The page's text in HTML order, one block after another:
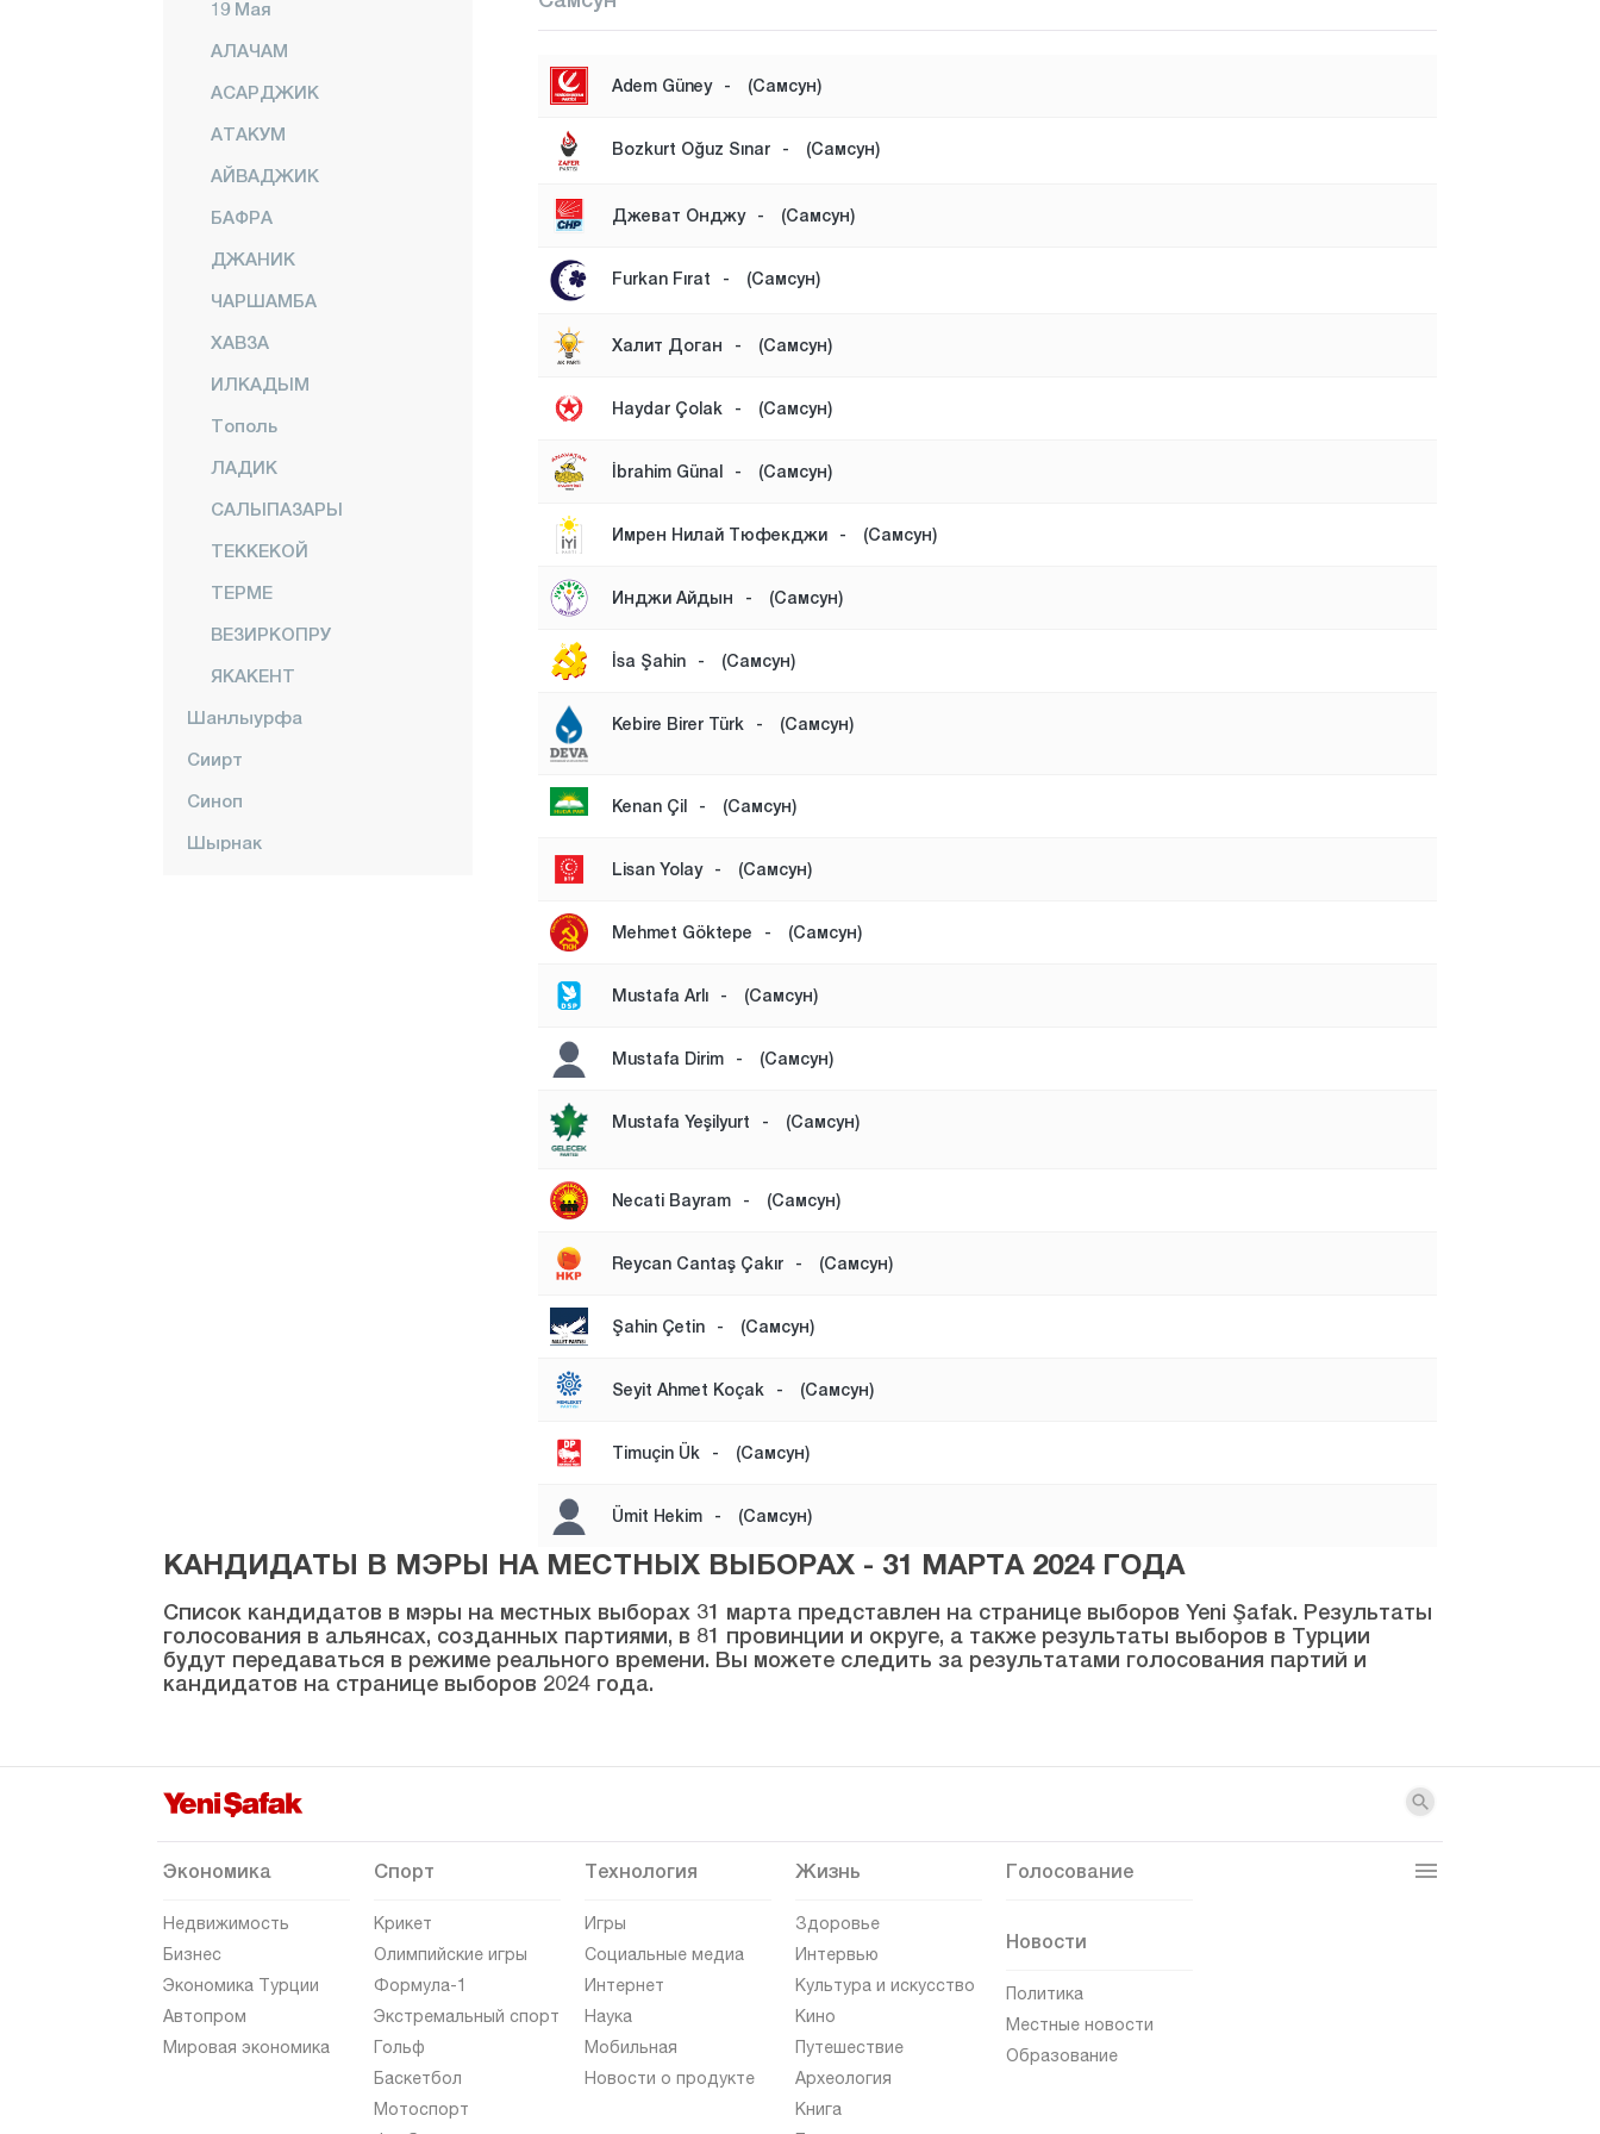
19 Мая
АЛАЧАМ
АСАРДЖИК
АТАКУМ
АЙВАДЖИК
БАФРА
ДЖАНИК
ЧАРШАМБА
ХАВЗА
ИЛКАДЫМ
Тополь
ЛАДИК
САЛЫПАЗАРЫ
ТЕККЕКОЙ
ТЕРМЕ
ВЕЗИРКОПРУ
ЯКАКЕНТ
Шанлыурфа
Сиирт
Синоп
Шырнак
Adem Güney - (Самсун)
Bozkurt Oğuz Sınar - (Самсун)
Джеват Онджу - (Самсун)
Furkan Fırat - (Самсун)
Халит Доган - (Самсун)
Haydar Çolak - (Самсун)
İbrahim Günal - (Самсун)
Имрен Нилай Тюфекджи - (Самсун)
Инджи Айдын - (Самсун)
İsa Şahin - (Самсун)
Kebire Birer Türk - (Самсун)
Kenan Çil - (Самсун)
Lisan Yolay - (Самсун)
Mehmet Göktepe - (Самсун)
Mustafa Arlı - (Самсун)
Mustafa Dirim - (Самсун)
Mustafa Yeşilyurt - (Самсун)
Necati Bayram - (Самсун)
Reycan Cantaş Çakır - (Самсун)
Şahin Çetin - (Самсун)
Seyit Ahmet Koçak - (Самсун)
Timuçin Ük - (Самсун)
Ümit Hekim - (Самсун)
КАНДИДАТЫ В МЭРЫ НА МЕСТНЫХ ВЫБОРАХ - 31 МАРТА 2024 ГОДА
Список кандидатов в мэры на местных выборах 31 марта представлен на странице выборов Yeni Şafak. Результаты
голосования в альянсах, созданных партиями, в 81 провинции и округе, а также результаты выборов в Турции
будут передаваться в режиме реального времени. Вы можете следить за результатами голосования партий и
кандидатов на странице выборов 2024 года.
Экономика
Недвижимость
Бизнес
Экономика Турции
Автопром
Мировая экономика
Спорт
Крикет
Олимпийские игры
Формула-1
Экстремальный спорт
Гольф
Баскетбол
Мотоспорт
Технология
Игры
Социальные медиа
Интернет
Наука
Мобильная
Новости о продукте
Жизнь
Здоровье
Интервью
Культура и искусство
Кино
Путешествие
Археология
Книга
Голосование
Новости
Политика
Местные новости
Образование